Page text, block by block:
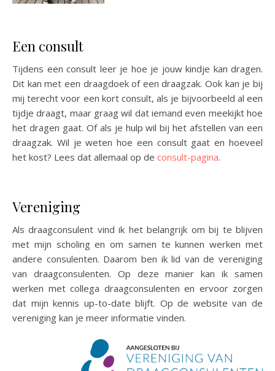
Een consult
Tijdens een consult leer je hoe je jouw kindje kan dragen.
Dit kan met een draagdoek of een draagzak. Ook kan je bij
mij terecht voor een kort consult, als je bijvoorbeeld al een
tijdje draagt, maar graag wil dat iemand even meekijkt hoe
het dragen gaat. Of als je hulp wil bij het afstellen van een
draagzak. Wil je weten hoe een consult gaat en hoeveel
het kost? Lees dat allemaal op de consult-pagina.
Vereniging
Als draagconsulent vind ik het belangrijk om bij te blijven
met mijn scholing en om samen te kunnen werken met
andere consulenten. Daarom ben ik lid van de vereniging
van draagconsulenten. Op deze manier kan ik samen
werken met collega draagconsulenten en ervoor zorgen
dat mijn kennis up-to-date blijft. Op de website van de
vereniging kan je meer informatie vinden.